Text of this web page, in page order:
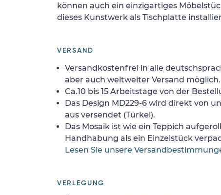
können auch ein einzigartiges
dieses Kunstwerk als Tischplatte
VERSAND
Versandkostenfrei in alle
aber auch weltweiter Versand möglich.
Ca.10 bis 15 Arbeitstage von der
Das Design MD229-6 wird direkt von
aus versendet (Türkei).
Das Mosaik ist wie ein Teppich
Handhabung als ein Einzelstück
Lesen Sie unsere
VERLEGUNG